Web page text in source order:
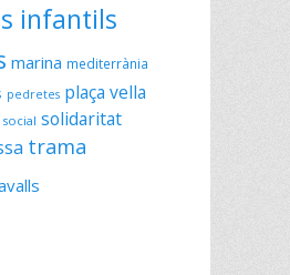
infantils
marina mediterrània
pedretes plaça vella
social solidaritat
trama